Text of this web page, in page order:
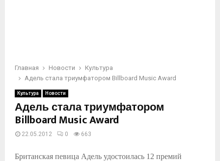
Главная Новости
Культура
Адель стала триумфатором Billboard Music Award
Культура Новости
Адель стала триумфатором
Billboard Music Award
22.05.2012 0 663
Британская певица Адель удостоилась 12 премий